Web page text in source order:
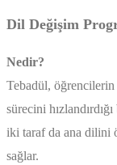
Dil Değişim
Nedir?
Tebadül,
sürecini
iki taraf da ana dilini
sağlar.